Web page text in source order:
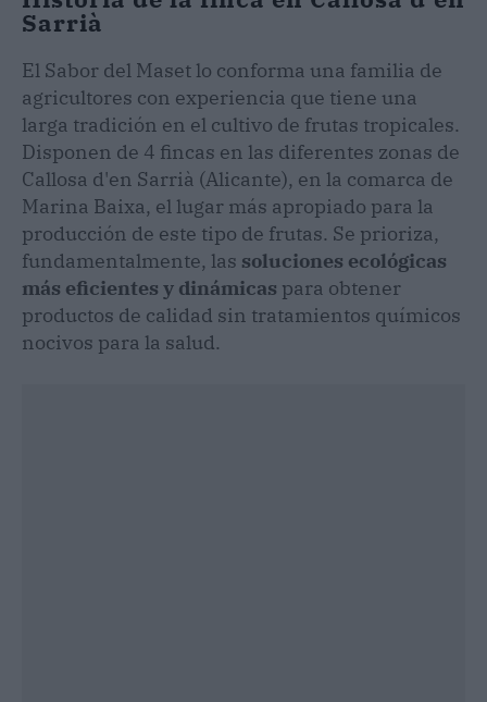
Sarrià
El Sabor del Maset lo conforma una familia de
agricultores con experiencia que tiene una
larga tradición en el cultivo de frutas tropicales.
Disponen de 4 fincas en las diferentes zonas de
Callosa d'en Sarrià (Alicante), en la comarca de
Marina Baixa, el lugar más apropiado para la
producción de este tipo de frutas. Se prioriza,
fundamentalmente, las soluciones ecológicas
más eficientes y dinámicas para obtener
productos de calidad sin tratamientos químicos
nocivos para la salud.